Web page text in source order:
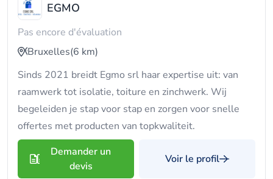
EGMO
Pas encore d'évaluation
Bruxelles(6 km)
Sinds 2021 breidt Egmo srl haar expertise uit: van
raamwerk tot isolatie, toiture en zinchwerk. Wij
begeleiden je stap voor stap en zorgen voor snelle
offertes met producten van topkwaliteit.
Demander un
devis
Voir le profil